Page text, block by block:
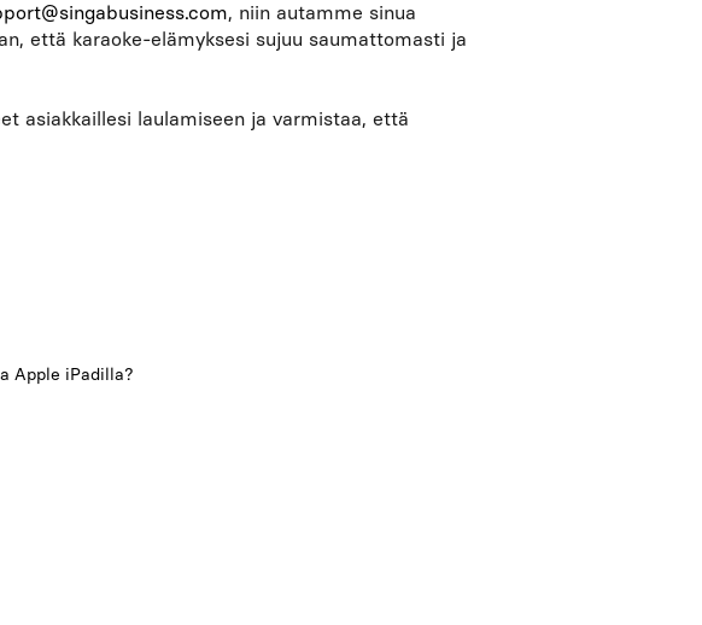
, niin autamme sinua
että karaoke-elämyksesi sujuu saumattomasti ja
asiakkaillesi laulamiseen ja varmistaa, että
Apple iPadilla?